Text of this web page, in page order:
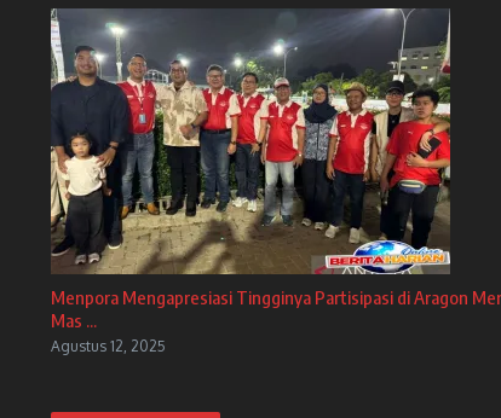
Menpora Mengapresiasi Tingginya Partisipasi di Aragon
Mas ...
Agustus 12, 2025